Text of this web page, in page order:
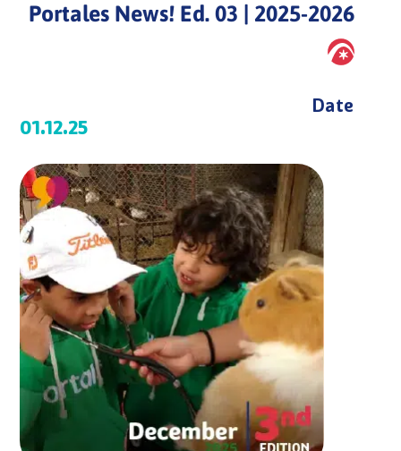
Portales News! Ed. 03 | 2025-2026
Date
01.12.25